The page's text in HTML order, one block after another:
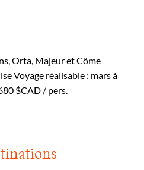
Orta, Majeur et Côme
Voyage réalisable : mars à
$CAD / pers.